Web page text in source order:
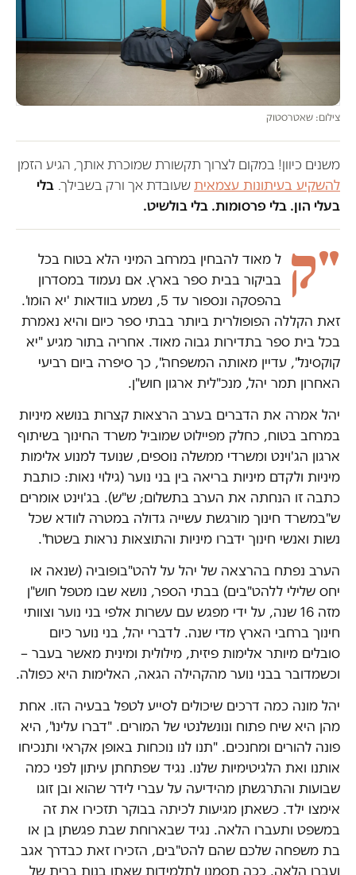
צילום: שאטרסטוק
משנים כיוון! במקום לצרוך תקשורת שמוכרת אותך, הגיע הזמן
להשקיע בעיתונות עצמאיתשעובדת אך ורק בשבילך. בלי
בעלי הון. בלי פרסומות. בלי בולשיט.
"ק ל מאוד להבחין במרחב המיני הלא בטוח בכל
בביקור בבית ספר בארץ. אם נעמוד במסדרון
בהפסקה ונספור עד 5, נשמע בוודאות 'יא הומו'.
זאת הקללה הפופולרית ביותר בבתי ספר כיום והיא נאמרת
בכל בית ספר בתדירות גבוה מאוד. אחריה בתור מגיע "יא
קוקסינל", עדיין מאותה המשפחה", כך סיפרה ביום רביעי
האחרון תמר יהל, מנכ"לית ארגון חוש"ן.
יהל אמרה את הדברים בערב הרצאות קצרות בנושא מיניות
במרחב בטוח, כחלק מפיילוט שמוביל משרד החינוך בשיתוף
ארגון הג'וינט ומשרדי ממשלה נוספים, שנועד למנוע אלימות
מיניות ולקדם מיניות בריאה בין בני נוער (גילוי נאות: כותבת
כתבה זו הנחתה את הערב בתשלום; ש"ש). בג'וינט אומרים
ש"במשרד חינוך מורגשת עשייה גדולה במטרה לוודא שכל
נשות ואנשי חינוך ידברו מיניות והתוצאות נראות בשטח".
הערב נפתח בהרצאה של יהל על להט"בופוביה (שנאה או
יחס שלילי ללהט"בים) בבתי הספר, נושא שבו מטפל חוש"ן
מזה 16 שנה, על ידי מפגש עם עשרות אלפי בני נוער וצוותי
חינוך ברחבי הארץ מדי שנה. לדברי יהל, בני נוער כיום
סובלים מיותר אלימות פיזית, מילולית ומינית מאשר בעבר –
וכשמדובר בבני נוער מהקהילה הגאה, האלימות היא כפולה.
יהל מונה כמה דרכים שיכולים לסייע לטפל בבעיה הזו. אחת
מהן היא שיח פתוח ונונשלנטי של המורים. "דברו עלינו", היא
פונה להורים ומחנכים. "תנו לנו נוכחות באופן אקראי ותנכיחו
אותנו ואת הלגיטימיות שלנו. נגיד שפתחתן עיתון לפני כמה
שבועות והתרגשתן מהידיעה על עברי לידר שהוא ובן זוגו
אימצו ילד. כשאתן מגיעות לכיתה בבוקר תזכירו את זה
במשפט ותעברו הלאה. נגיד שבארוחת שבת פגשתן בן או
בת משפחה שלכם שהם להט"בים, הזכירו זאת כבדרך אגב
ועברו הלאה. ככה תסמנו לתלמידות שאתן בנות ברית של